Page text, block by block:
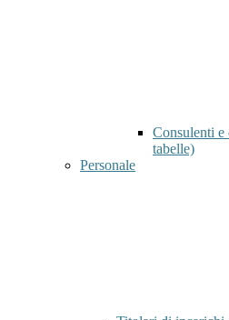
Consulenti e
tabelle)
Personale